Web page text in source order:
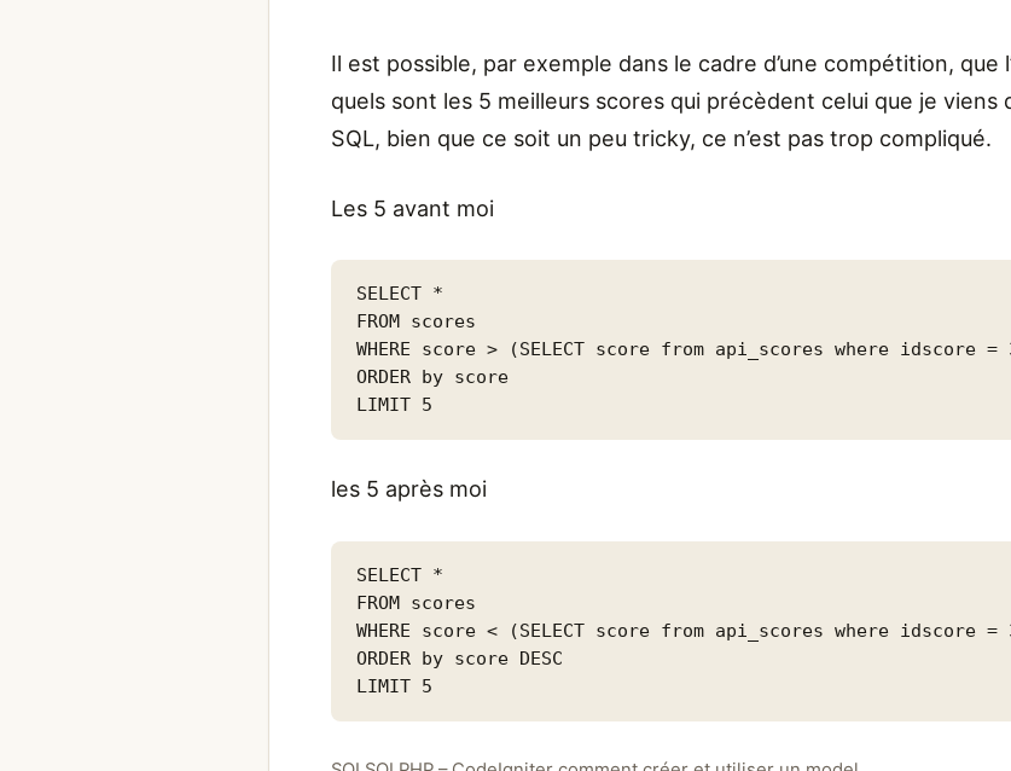
Il est possible, par exemple dans le cadre d’une compétition, que
quels sont les 5 meilleurs scores qui précèdent celui que je viens
SQL, bien que ce soit un peu tricky, ce n’est pas trop compliqué.
Les 5 avant moi
SELECT *
FROM scores
WHERE score > (SELECT score from api_scores where idscore =
ORDER by score
LIMIT 5
les 5 après moi
SELECT *
FROM scores
WHERE score < (SELECT score from api_scores where idscore =
ORDER by score DESC
LIMIT 5